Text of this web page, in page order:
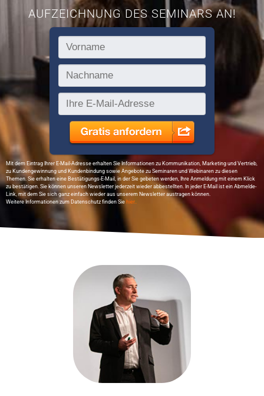
AUFZEICHNUNG DES SEMINARS AN!
Mit dem Eintrag Ihrer E-Mail-Adresse erhalten Sie Informationen zu Kommunikation, Marketing und Vertrieb,
zu Kundengewinnung und Kundenbindung sowie Angebote zu Seminaren und Webinaren zu diesen
Themen. Sie erhalten eine Bestätigungs-E-Mail, in der Sie gebeten werden, Ihre Anmeldung mit einem Klick
zu bestätigen. Sie können unseren Newsletter jederzeit wieder abbestellten. In jeder E-Mail ist ein Abmelde-
Link, mit dem Sie sich ganz einfach wieder aus unserem Newsletter austragen können.
Weitere Informationen zum Datenschutz finden Sie hier..